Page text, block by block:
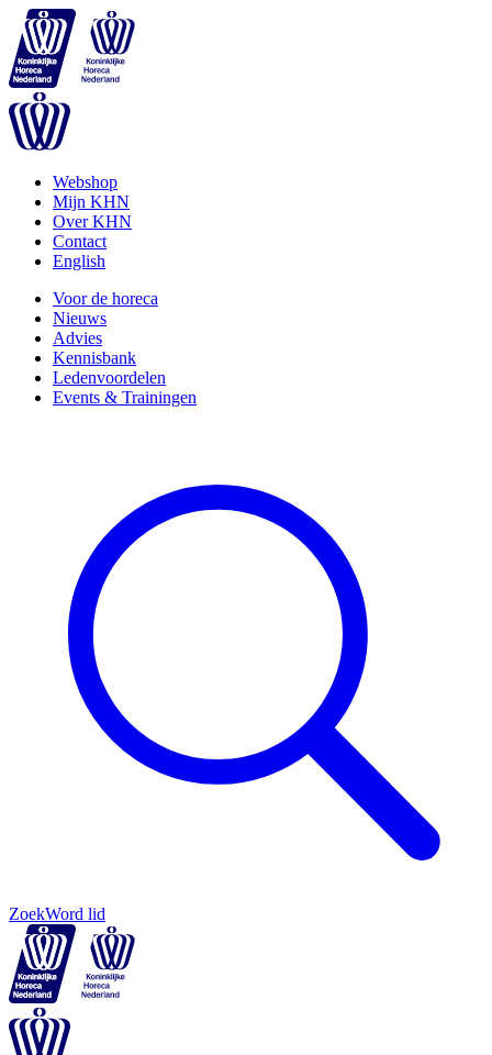
Webshop
Mijn KHN
Over KHN
Contact
English
Voor de horeca
Nieuws
Advies
Kennisbank
Ledenvoordelen
Events & Trainingen
ZoekWord lid